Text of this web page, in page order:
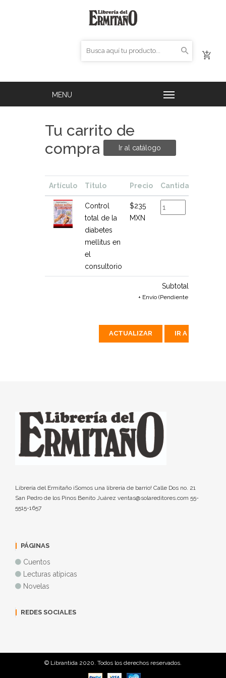
Tu carrito de
compra
Ir al catálogo
Artículo Titulo Precio Cantidad
Control
total de la
diabetes
mellitus en
el
consultorio
$235
MXN
Subtotal:
+ Envío (Pendiente de calcular)
ACTUALIZAR IR A PAGAR
Librería del Ermitaño ¡Somos una librería de barrio! Calle Dos no. 21
San Pedro de los Pinos Benito Juárez ventas@solareditores.com 55-
5515-1657
PÁGINAS
Cuentos
Lecturas atípicas
Novelas
REDES SOCIALES
© Librantida 2020. Todos los derechos reservados.